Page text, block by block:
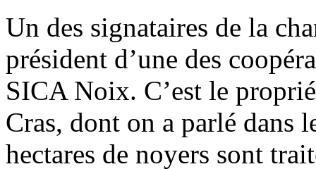
Un des signataires de la
président d’une des
SICA Noix. C’est le
Cras, dont on a parlé dans
hectares de noyers sont